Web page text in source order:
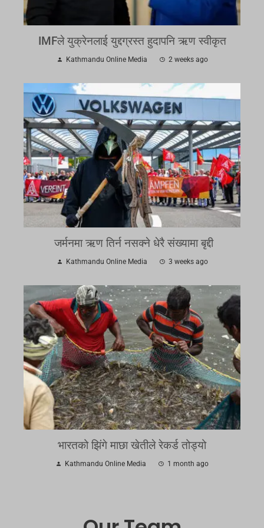
IMFले युक्रेनलाई युद्दग्रस्त हुदापनि ऋण स्वीकृत
Kathmandu Online Media 2 weeks ago
जर्मनमा ऋण तिर्न नसक्ने धेरै संख्यामा बृद्दी
Kathmandu Online Media 3 weeks ago
भारतको झिंगे माछा खेतीले रेकर्ड तोड्यो
Kathmandu Online Media 1 month ago